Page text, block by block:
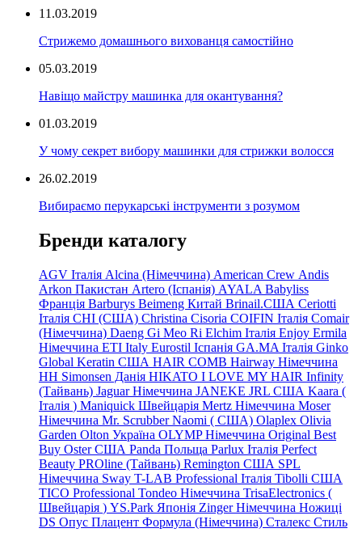
11.03.2019
Стрижемо домашнього вихованця самостійно
05.03.2019
Навіщо майстру машинка для окантування?
01.03.2019
У чому секрет вибору машинки для стрижки волосся
26.02.2019
Вибираємо перукарські інструменти з розумом
Бренди каталогу
AGV Італія Alcina (Німеччина) American Crew Andis
Arkon Пакистан Artero (Іспанія) AYALA Babyliss
Франція Barburys Beimeng Китай Brinail.США Ceriotti
Італія CHI (США) Christina Cisoria COIFIN Італія Comair
(Німеччина) Daeng Gi Meo Ri Elchim Італія Enjoy Ermila
Німеччина ETI Italy Eurostil Іспанія GA.MA Італія Ginko
Global Keratin США HAIR COMB Hairway Німеччина
HH Simonsen Данія HIKATO I LOVE MY HAIR Infinity
(Тайвань) Jaguar Німеччина JANEKE JRL США Kaara (
Італія ) Maniquick Швейцарія Mertz Німеччина Moser
Німеччина Mr. Scrubber Naomi ( США) Olaplex Olivia
Garden Olton Україна OLYMP Німеччина Original Best
Buy Oster США Panda Польща Parlux Італія Perfect
Beauty PROline (Тайвань) Remington США SPL
Німеччина Sway T-LAB Professional Італія Tibolli США
TICO Professional Tondeo Німеччина TrisaElectronics (
Швейцарія ) YS.Park Японія Zinger Німеччина Ножиці
DS Опус Плацент Формула (Німеччина) Сталекс Стиль